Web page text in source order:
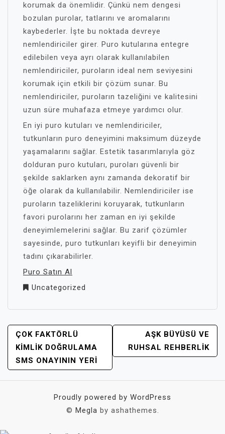
korumak da önemlidir. Çünkü nem dengesi
bozulan purolar, tatlarını ve aromalarını
kaybederler. İşte bu noktada devreye
nemlendiriciler girer. Puro kutularına entegre
edilebilen veya ayrı olarak kullanılabilen
nemlendiriciler, puroların ideal nem seviyesini
korumak için etkili bir çözüm sunar. Bu
nemlendiriciler, puroların tazeliğini ve kalitesini
uzun süre muhafaza etmeye yardımcı olur.
En iyi puro kutuları ve nemlendiriciler,
tutkunların puro deneyimini maksimum düzeyde
yaşamalarını sağlar. Estetik tasarımlarıyla göz
dolduran puro kutuları, puroları güvenli bir
şekilde saklarken aynı zamanda dekoratif bir
öğe olarak da kullanılabilir. Nemlendiriciler ise
puroların tazeliklerini koruyarak, tutkunların
favori purolarını her zaman en iyi şekilde
deneyimlemelerini sağlar. Bu zarif çözümler
sayesinde, puro tutkunları keyifli bir deneyimin
tadını çıkarabilirler.
Puro Satın Al
Uncategorized
YAZI
GEZINMESI
ÇOK FAKTÖRLÜ
KIMLIK DOĞRULAMA
SMS ONAYININ YERI
AŞK BÜYÜSÜ VE
RUHSAL REHBERLIK
Proudly powered by WordPress
© Megla by ashathemes.